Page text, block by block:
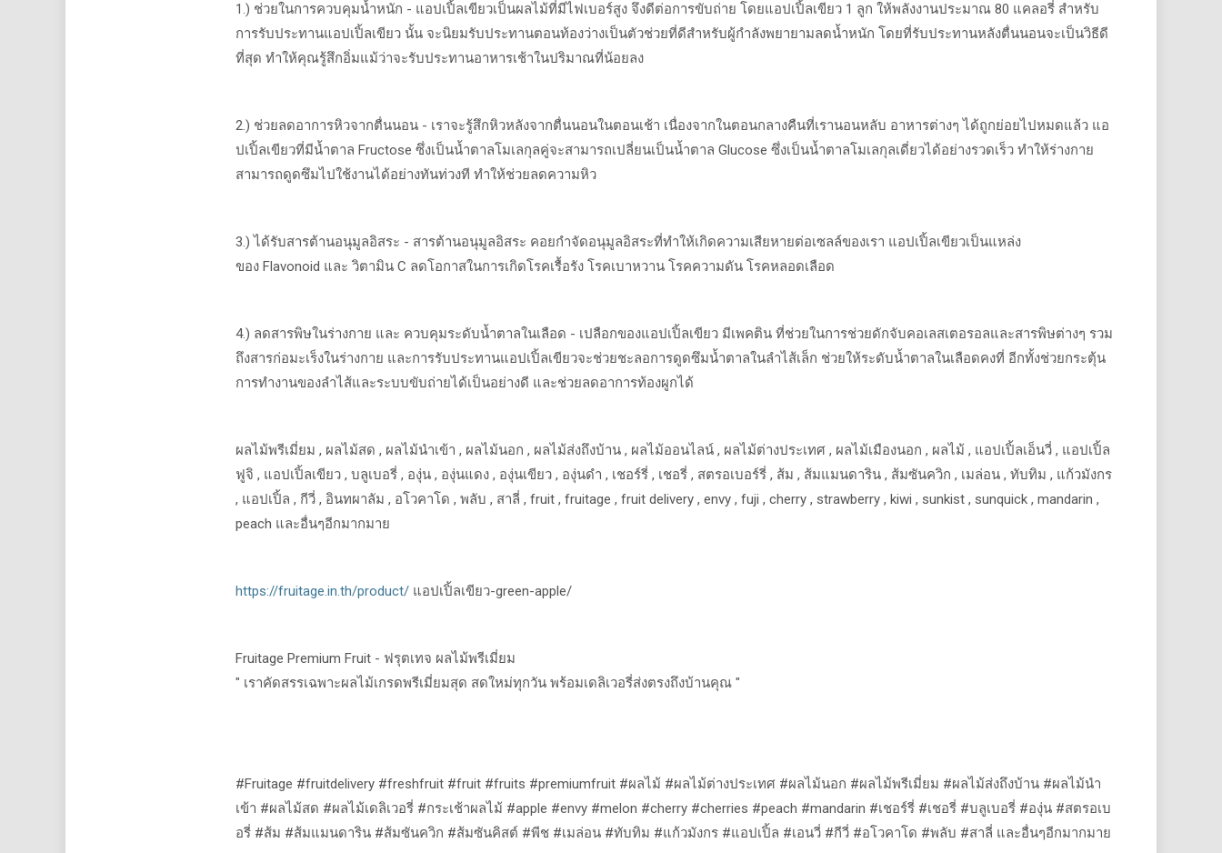
1.) ช่วยในการควบคุมน้ำหนัก - แอปเปิ้ลเขียวเป็นผลไม้ที่มีไฟเบอร์สูง จึงดีต่อการขับถ่าย โดยแอปเปิ้ลเขียว 1 ลูก ให้พลังงานประมาณ 80 แคลอรี่ สำหรับ
การรับประทานแอปเปิ้ลเขียว นั้น จะนิยมรับประทานตอนท้องว่างเป็นตัวช่วยที่ดีสำหรับผู้กำลังพยายามลดน้ำหนัก โดยที่รับประทานหลังตื่นนอนจะเป็นวิธีดี
ที่สุด ทำให้คุณรู้สึกอิ่มแม้ว่าจะรับประทานอาหารเช้าในปริมาณที่น้อยลง
2.) ช่วยลดอาการหิวจากตื่นนอน - เราจะรู้สึกหิวหลังจากตื่นนอนในตอนเช้า เนื่องจากในตอนกลางคืนที่เรานอนหลับ อาหารต่างๆ ได้ถูกย่อยไปหมดแล้ว แอ
ปเปิ้ลเขียวที่มีน้ำตาล Fructose ซึ่งเป็นน้ำตาลโมเลกุลคู่จะสามารถเปลี่ยนเป็นน้ำตาล Glucose ซึ่งเป็นน้ำตาลโมเลกุลเดี่ยวได้อย่างรวดเร็ว ทำให้ร่างกาย
สามารถดูดซึมไปใช้งานได้อย่างทันท่วงที ทำให้ช่วยลดความหิว
3.)ได้รับสารต้านอนุมูลอิสระ - สารต้านอนุมูลอิสระ คอยกำจัดอนุมูลอิสระที่ทำให้เกิดความเสียหายต่อเซลล์ของเรา แอปเปิ้ลเขียวเป็นแหล่ง
ของ Flavonoid และ วิตามิน C ลดโอกาสในการเกิดโรคเรื้อรัง โรคเบาหวาน โรคความดัน โรคหลอดเลือด
4.) ลดสารพิษในร่างกาย และ ควบคุมระดับน้ำตาลในเลือด - เปลือกของแอปเปิ้ลเขียว มีเพคติน ที่ช่วยในการช่วยดักจับคอเลสเตอรอลและสารพิษต่างๆ รวม
ถึงสารก่อมะเร็งในร่างกาย และการรับประทานแอปเปิ้ลเขียวจะช่วยชะลอการดูดซึมน้ำตาลในลำไส้เล็ก ช่วยให้ระดับน้ำตาลในเลือดคงที่ อีกทั้งช่วยกระตุ้น
การทำงานของลำไส้และระบบขับถ่ายได้เป็นอย่างดี และช่วยลดอาการท้องผูกได้
ผลไม้พรีเมี่ยม , ผลไม้สด , ผลไม้นำเข้า , ผลไม้นอก , ผลไม้ส่งถึงบ้าน , ผลไม้ออนไลน์ , ผลไม้ต่างประเทศ , ผลไม้เมืองนอก , ผลไม้ , แอปเปิ้ลเอ็นวี่ , แอปเปิ้ล
ฟูจิ , แอปเปิ้ลเขียว , บลูเบอรี่ , องุ่น , องุ่นแดง , องุ่นเขียว , องุ่นดำ , เชอร์รี่ , เชอรี่ , สตรอเบอร์รี่ , ส้ม , ส้มแมนดาริน , ส้มซันควิก , เมล่อน , ทับทิม , แก้วมังกร
, แอปเปิ้ล , กีวี่ , อินทผาลัม , อโวคาโด , พลับ , สาลี่ , fruit , fruitage , fruit delivery , envy , fuji , cherry , strawberry , kiwi , sunkist , sunquick , mandarin ,
peach และอื่นๆอีกมากมาย
https://fruitage.in.th/product/ แอปเปิ้ลเขียว-green-apple/
Fruitage Premium Fruit - ฟรุตเทจ ผลไม้พรีเมี่ยม
" เราคัดสรรเฉพาะผลไม้เกรดพรีเมี่ยมสุด สดใหม่ทุกวัน พร้อมเดลิเวอรี่ส่งตรงถึงบ้านคุณ "
#Fruitage #fruitdelivery #freshfruit #fruit #fruits #premiumfruit #ผลไม้ #ผลไม้ต่างประเทศ #ผลไม้นอก #ผลไม้พรีเมี่ยม #ผลไม้ส่งถึงบ้าน #ผลไม้นำ
เข้า #ผลไม้สด #ผลไม้เดลิเวอรี่ #กระเช้าผลไม้ #apple #envy #melon #cherry #cherries #peach #mandarin #เชอร์รี่ #เชอรี่ #บลูเบอรี่ #องุ่น #สตรอเบ
อรี่ #ส้ม #ส้มแมนดาริน #ส้มซันควิก #ส้มซันคิสต์ #พีช #เมล่อน #ทับทิม #แก้วมังกร #แอปเปิ้ล #เอนวี่ #กีวี่ #อโวคาโด #พลับ #สาลี่ และอื่นๆอีกมากมาย